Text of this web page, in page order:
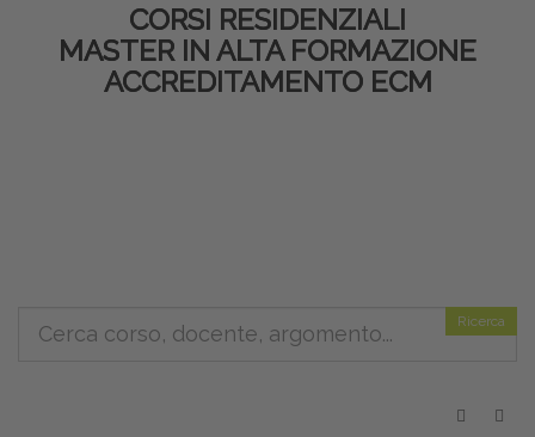
CORSI RESIDENZIALI
MASTER IN ALTA FORMAZIONE
ACCREDITAMENTO ECM
Ricerca